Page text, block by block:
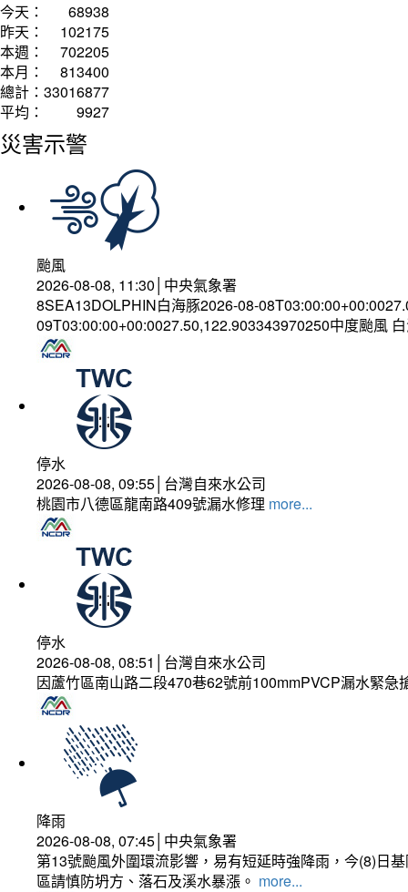
今天：
68938
昨天：
102175
本週：
702205
本月：
813400
總計： 33016877
平均：
9927
災害示警
颱風
2026-08-08, 11:30│中央氣象署
8SEA13DOLPHIN白海豚2026-08-
09T03:00:00+00:0027.50,122.903343970250中度颱風
停水
2026-08-08, 09:55│台灣自來水公司
桃園市八德區龍南路409號漏水修理 more...
停水
2026-08-08, 08:51│台灣自來水公司
因蘆竹區南山路二段470巷62號前100mmPVCP漏水緊急
降雨
2026-08-08, 07:45│中央氣象署
第13號颱風外圍環流影響，易有短延時強降雨，今(8)日
區請慎防坍方、落石及溪水暴漲。 more...